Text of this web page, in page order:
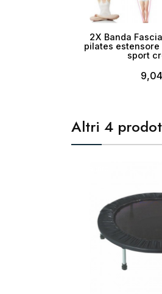
2X Banda
pilates
sport
Altri 4